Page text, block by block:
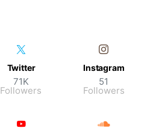
Twitter
71K
Followers
Instagram
51
Followers